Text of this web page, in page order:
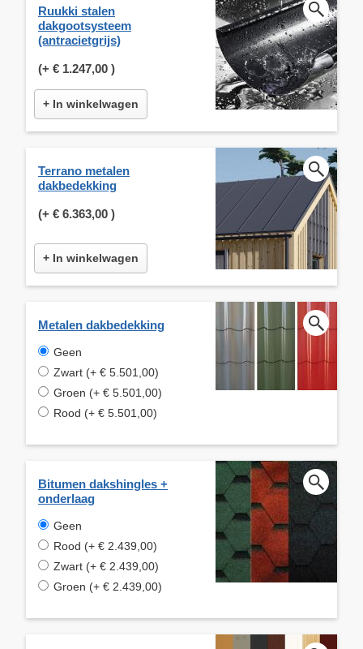
Ruukki stalen
dakgootsysteem
(antracietgrijs)
(+ € 1.247,00 )
+ In winkelwagen
Terrano metalen
dakbedekking
(+ € 6.363,00 )
+ In winkelwagen
Metalen dakbedekking
Geen
Zwart (+ € 5.501,00)
Groen (+ € 5.501,00)
Rood (+ € 5.501,00)
Bitumen dakshingles +
onderlaag
Geen
Rood (+ € 2.439,00)
Zwart (+ € 2.439,00)
Groen (+ € 2.439,00)